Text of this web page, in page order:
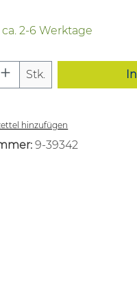
2-6 Werktage
Anzahl: Gib
Stk.
hinzufügen
9-39342